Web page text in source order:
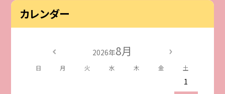
カレンダー
2026年8月
日 月 火 水 木 金 土
1